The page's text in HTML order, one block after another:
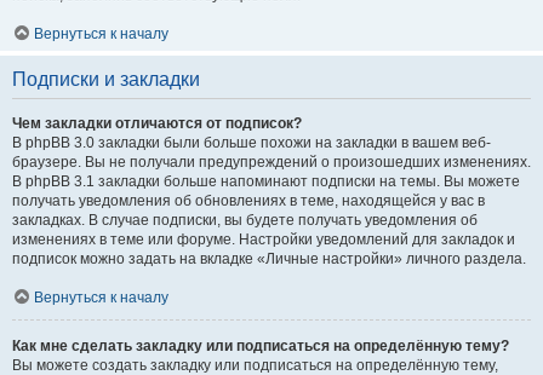
Вернуться к началу
Подписки и закладки
Чем закладки отличаются от подписок?
В phpBB 3.0 закладки были больше похожи на закладки в вашем веб-
браузере. Вы не получали предупреждений о произошедших изменениях.
В phpBB 3.1 закладки больше напоминают подписки на темы. Вы можете
получать уведомления об обновлениях в теме, находящейся у вас в
закладках. В случае подписки, вы будете получать уведомления об
изменениях в теме или форуме. Настройки уведомлений для закладок и
подписок можно задать на вкладке «Личные настройки» личного раздела.
Вернуться к началу
Как мне сделать закладку или подписаться на определённую тему?
Вы можете создать закладку или подписаться на определённую тему,